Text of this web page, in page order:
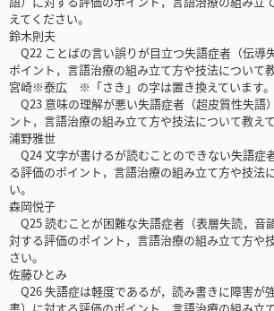
えてください。
鈴木則夫
Q22 ことばの言い誤りが目立つ失語症者（伝導
ポイント，言語治療の組み立て方や技法について
宮崎※泰広 ※「さき」の字は置き換えています。
Q23 意味の理解が悪い失語症者（超皮質性失語
ント，言語治療の組み立て方や技法について教え
浦野雅世
Q24 文字が書けるが読むことのできない失語症
る評価のポイント，言語治療の組み立て方や技法
い。
森岡悦子
Q25 読むことが困難な失語症者（表層失読，音
対する評価のポイント，言語治療の組み立て方や
さい。
佐藤ひとみ
Q26 失語症は軽度であるが，読み書きに障害が